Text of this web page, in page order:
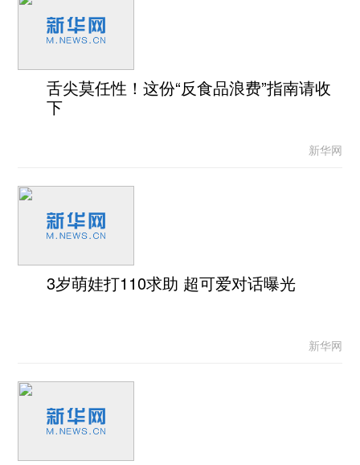
舌尖莫任性！这份“反食品浪费”指南请收
下
新华网
3岁萌娃打110求助 超可爱对话曝光
新华网